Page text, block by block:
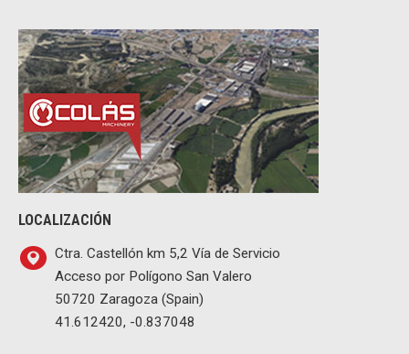
LOCALIZACIÓN
Ctra. Castellón km 5,2 Vía de Servicio
Acceso por Polígono San Valero
50720 Zaragoza (Spain)
41.612420, -0.837048